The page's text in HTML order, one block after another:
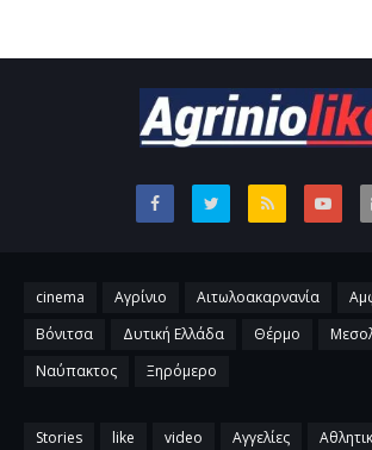
cinema Αγρίνιο Αιτωλοακαρνανία
Βόνιτσα
Δυτική Ελλάδα Θέρμο
Ναύπακτος
Ξηρόμερο
Stories like video Αγγελίες